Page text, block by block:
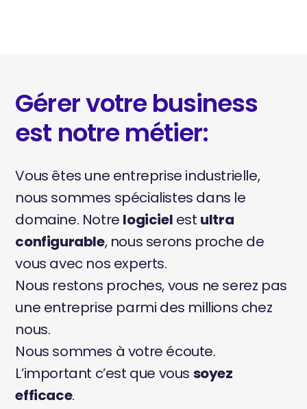
Gérer votre business
est notre métier:
Vous êtes une entreprise industrielle,
nous sommes spécialistes dans le
domaine. Notre logiciel est ultra
configurable, nous serons proche de
vous avec nos experts.
Nous restons proches, vous ne serez pas
une entreprise parmi des millions chez
nous.
Nous sommes à votre écoute.
L’important c’est que vous soyez
efficace.